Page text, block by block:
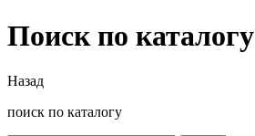
Поиск по каталогу
Назад
поиск по каталогу